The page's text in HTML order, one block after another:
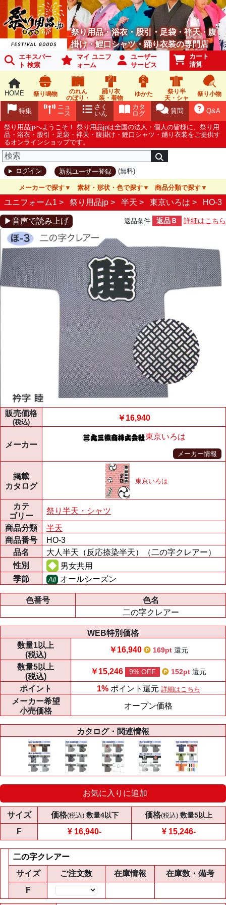
祭り用品・浴衣・股引・足袋・袢天・腹
掛け・鯉口シャツ・踊り衣装の専門店
エキスパー
ト 検索
マイ ユニフ
ォーム
ユーザー
サービス
カート
清算
HOME 祭り鳴物
のれん
のぼり・
踊り衣
装・着物
ゆかた
祭り半
天・シャ
祭り小物
Q&A
質問
カタ
ログ
さく
いん
ニュ
ース
特集
祭り用品jpへようこそ！ 祭り用品jpは全国の法人・個人の皆様に、祭り用
品・浴衣・股引・足袋・袢天・腹掛け・鯉口シャツ・踊り衣装をご提供す
るオンラインショップです。
ログイン 新規ユーザー登録 (無料)
メーカーで探す 素材・形状・色で探す 商品分類で探す
ユニフォーム1 > 祭り用品jp > 半天 > 東京いろは > HO-3
▶音声で読み上げ 返品条件 返品Ｂ 詳細はこちら
販売価格
(税込) ￥16,940
メーカー
東京いろは
メーカー情報
掲載
カタログ
東京いろは
カテ
ゴリー
祭り半天・シャツ
商品分類
半天
商品番号
HO-3
品名
大人半天（反応捺染半天）（二の字クレアー）
性別
男女共用
季節
All オールシーズン
色番号
色名
二の字クレアー
WEB特別価格
数量1以上
(税込)
￥16,940 169pt 還元
数量5以上
(税込)
￥15,246 9% OFF 152pt 還元
ポイント 1% ポイント還元 詳細はこちら
メーカー希望
小売価格
オープン価格
カタログ・関連情報
お気に入りに追加
サイズ 価格(税込) 数量4以下 価格(税込) 数量5以上
F ¥ 16,940- ¥ 15,246-
二の字クレアー
サイズ
ご注文数 在庫情報
在庫数・備考
F